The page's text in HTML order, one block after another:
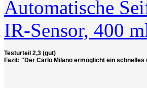
Testurteil 2,3 (gut)
Fazit: "Der Carlo Milano ermöglicht ein